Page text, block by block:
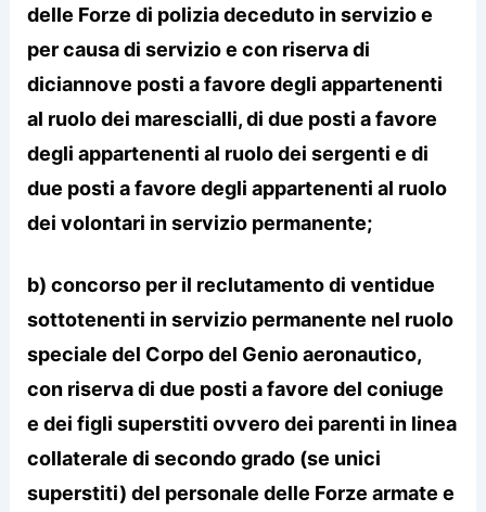
delle Forze di polizia deceduto in servizio e
per causa di servizio e con riserva di
diciannove posti a favore degli appartenenti
al ruolo dei marescialli, di due posti a favore
degli appartenenti al ruolo dei sergenti e di
due posti a favore degli appartenenti al ruolo
dei volontari in servizio permanente;
b) concorso per il reclutamento di ventidue
sottotenenti in servizio permanente nel ruolo
speciale del Corpo del Genio aeronautico,
con riserva di due posti a favore del coniuge
e dei figli superstiti ovvero dei parenti in linea
collaterale di secondo grado (se unici
superstiti) del personale delle Forze armate e